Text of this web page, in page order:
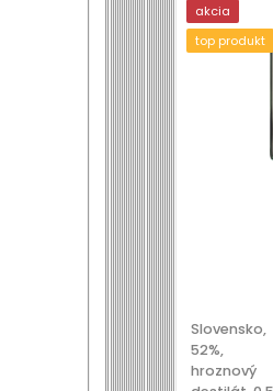
Slovensko,
52%,
hroznový
akcia
top produkt